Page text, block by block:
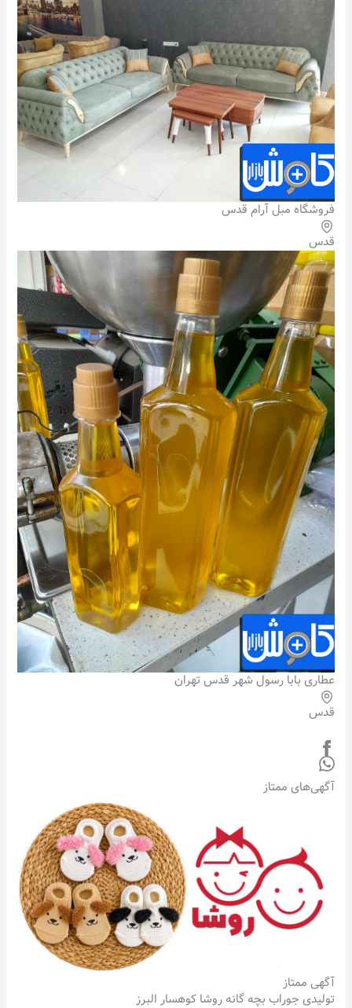
فروشگاه مبل آرام قدس
قدس
عطاری بابا رسول شهر قدس تهران
قدس
آگهی‌های ممتاز
آگهی ممتاز
تولیدی جوراب بچه گانه روشا کوهسار البرز